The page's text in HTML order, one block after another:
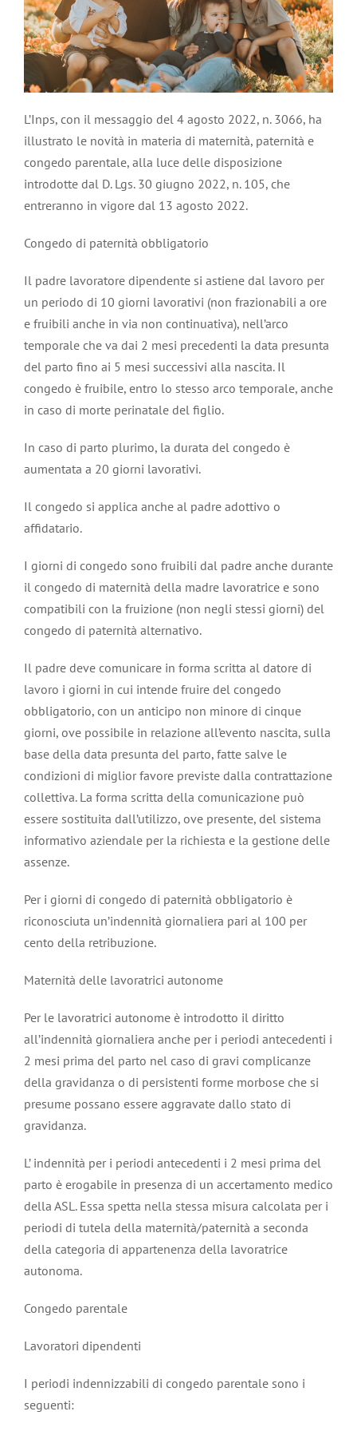
L’Inps, con il messaggio del 4 agosto 2022, n. 3066, ha
illustrato le novità in materia di maternità, paternità e
congedo parentale, alla luce delle disposizione
introdotte dal D. Lgs. 30 giugno 2022, n. 105, che
entreranno in vigore dal 13 agosto 2022.
Congedo di paternità obbligatorio
Il padre lavoratore dipendente si astiene dal lavoro per
un periodo di 10 giorni lavorativi (non frazionabili a ore
e fruibili anche in via non continuativa), nell’arco
temporale che va dai 2 mesi precedenti la data presunta
del parto fino ai 5 mesi successivi alla nascita. Il
congedo è fruibile, entro lo stesso arco temporale, anche
in caso di morte perinatale del figlio.
In caso di parto plurimo, la durata del congedo è
aumentata a 20 giorni lavorativi.
Il congedo si applica anche al padre adottivo o
affidatario.
I giorni di congedo sono fruibili dal padre anche durante
il congedo di maternità della madre lavoratrice e sono
compatibili con la fruizione (non negli stessi giorni) del
congedo di paternità alternativo.
Il padre deve comunicare in forma scritta al datore di
lavoro i giorni in cui intende fruire del congedo
obbligatorio, con un anticipo non minore di cinque
giorni, ove possibile in relazione all’evento nascita, sulla
base della data presunta del parto, fatte salve le
condizioni di miglior favore previste dalla contrattazione
collettiva. La forma scritta della comunicazione può
essere sostituita dall’utilizzo, ove presente, del sistema
informativo aziendale per la richiesta e la gestione delle
assenze.
Per i giorni di congedo di paternità obbligatorio è
riconosciuta un’indennità giornaliera pari al 100 per
cento della retribuzione.
Maternità delle lavoratrici autonome
Per le lavoratrici autonome è introdotto il diritto
all’indennità giornaliera anche per i periodi antecedenti i
2 mesi prima del parto nel caso di gravi complicanze
della gravidanza o di persistenti forme morbose che si
presume possano essere aggravate dallo stato di
gravidanza.
L’ indennità per i periodi antecedenti i 2 mesi prima del
parto è erogabile in presenza di un accertamento medico
della ASL. Essa spetta nella stessa misura calcolata per i
periodi di tutela della maternità/paternità a seconda
della categoria di appartenenza della lavoratrice
autonoma.
Congedo parentale
Lavoratori dipendenti
I periodi indennizzabili di congedo parentale sono i
seguenti: